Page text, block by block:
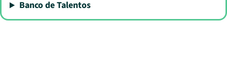
Banco de Talentos